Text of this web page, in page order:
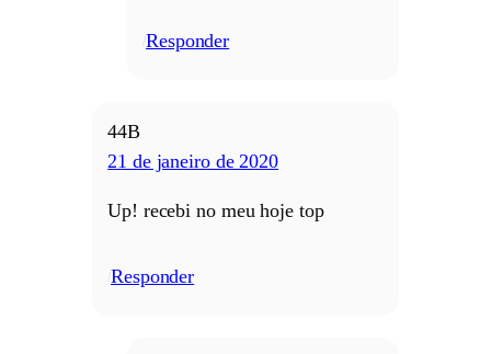
Responder
44B
21 de janeiro de 2020
Up! recebi no meu hoje top
Responder